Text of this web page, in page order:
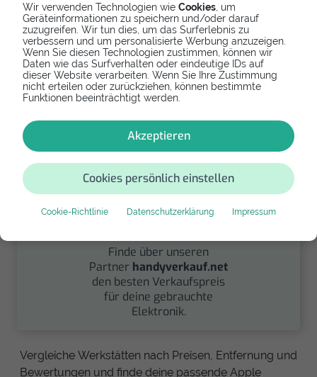
Wir verwenden Technologien wie Cookies , um
Geräteinformationen zu speichern und/oder darauf
zuzugreifen. Wir tun dies, um das Surferlebnis zu
verbessern und um personalisierte Werbung anzuzeigen.
Wenn Sie diesen Technologien zustimmen, können wir
Daten wie das Surfverhalten oder eindeutige IDs auf
dieser Website verarbeiten. Wenn Sie Ihre Zustimmung
nicht erteilen oder zurückziehen, können bestimmte
Funktionen beeinträchtigt werden.
Akzeptieren
Cookies persönlich einstellen
Cookie-Richtlinie Datenschutzerklärung Impressum
Spenden
Spende Dein Gerät über
handysfuerdieumwelt.de
für einen guten Zweck.
Finde über unseren
Partner handyverkauf.net
den besten Verkaufspreis
für deine gebrauchte
Elektronik.
Vergleiche Werkstätten nach Preisen, Entfernung und
Bewertungen und finde deine passende Apple